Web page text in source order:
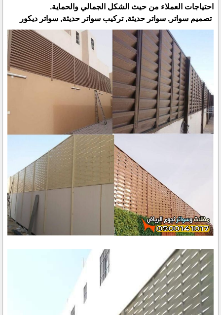
احتياجات العملاء من حيث الشكل الجمالي والحماية.
تصميم سواتر, سواتر حديثة, تركيب سواتر حديثة, سواتر ديكور